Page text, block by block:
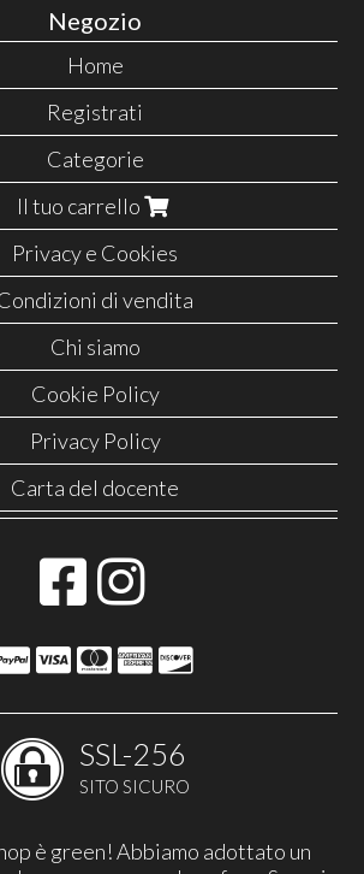
Negozio
Home
Registrati
Categorie
Il tuo carrello
Privacy e Cookies
di vendita
Chi siamo
Cookie Policy
Privacy Policy
Carta del docente
SSL-256
SITO SICURO
è green! Abbiamo adottato un